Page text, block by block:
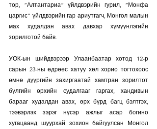
тор, “Алтантариа” үйлдвэрийн гурил, “Монфа
царгис” үйлдвэрийн гар ариутгагч, Монгол малын
мах худалдан авах давхар хүмүүнлэгийн
зорилготой байв.
УОК-ын шийдвэрээр Улаанбаатар хотод 12-р
сарын 23-ны өдрөөс хатуу хөл хорио тогтохоос
өмнө дүүргийн захиргаатай хамтран зорилтот
бүлгийн өрхийн судалгааг гаргах, хандивын
барааг худалдан авах, өрх бүрд багц бэлтгэх,
тээвэрлэх зэрэг нүсэр ажлыг асар богино
хугацаанд шуурхай зохион байгуулсан Монгол